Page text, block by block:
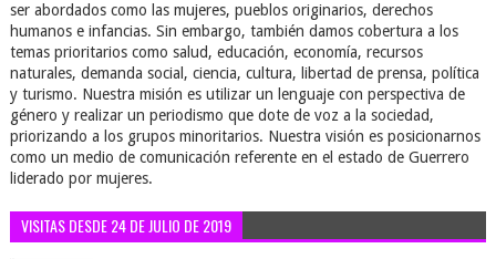
ser abordados como las mujeres, pueblos originarios, derechos
humanos e infancias. Sin embargo, también damos cobertura a los
temas prioritarios como salud, educación, economía, recursos
naturales, demanda social, ciencia, cultura, libertad de prensa, política
y turismo. Nuestra misión es utilizar un lenguaje con perspectiva de
género y realizar un periodismo que dote de voz a la sociedad,
priorizando a los grupos minoritarios. Nuestra visión es posicionarnos
como un medio de comunicación referente en el estado de Guerrero
liderado por mujeres.
VISITAS DESDE 24 DE JULIO DE 2019